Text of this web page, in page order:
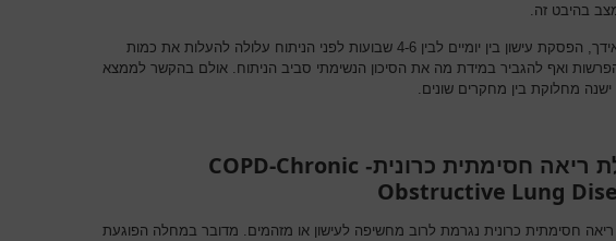
בהיבט זה.
מאידך, הפסקת עישון בין יומיים לבין 4-6 שבועות לפני הניתוח עלולה להעלות את כמות
ואף להגביר במידת מה את הסיכון הנשימתי סביב הניתוח. אולם בהקשר לממצא
ישנה מחלוקת בין מחקרים שונים.
ריאה חסימתית כרונית- COPD-Chronic
Obstructive Lung
חסימתית כרונית נגרמת לרוב מחשיפה לעישון או מזהמים. מדובר במחלה הפוגעת